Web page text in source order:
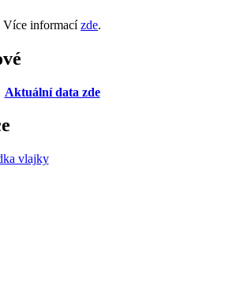
Více informacízde.
Aktuální data zde